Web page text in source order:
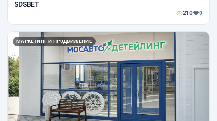
SDSВЕТ
210 0
МАРКЕТИНГ И ПРОДВИЖЕНИЕ